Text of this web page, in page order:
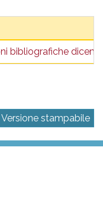
bibliografiche
Versione stampabile